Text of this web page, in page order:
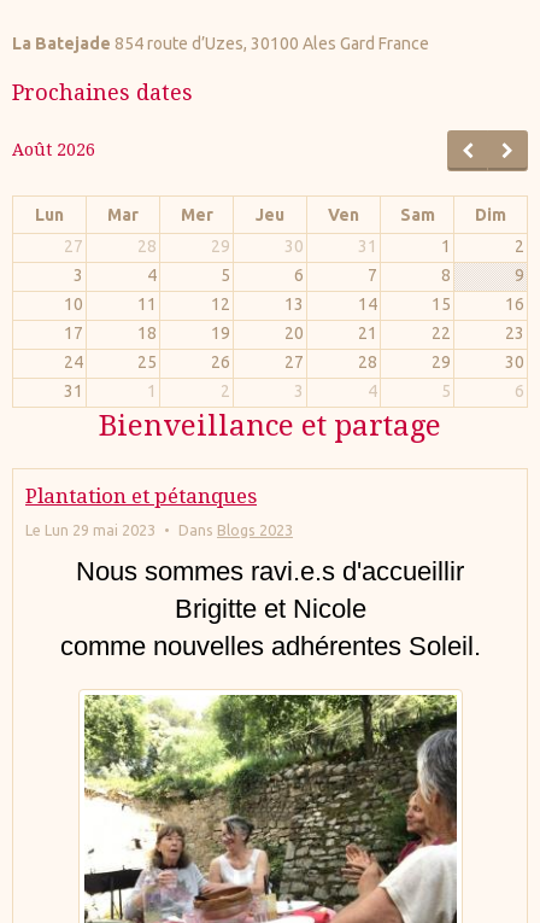
La Batejade 854 route d’Uzes, 30100 Ales Gard France
Prochaines dates
Août 2026
Lun Mar Mer Jeu Ven Sam
Dim
27
28 29 30 31 1
2
3
4 5 6 7 8
9
10
11 12 13 14 15
16
17
18 19 20 21 22
23
24
25 26 27 28 29
30
31
1 2 3 4 5 6
Bienveillance et partage
Plantation et pétanques
Le Lun 29 mai 2023 Dans Blogs 2023
Nous sommes ravi.e.s d'accueillir
Brigitte et Nicole
comme nouvelles adhérentes Soleil.